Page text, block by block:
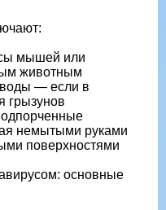
мышей или
животным
— если в
грызунов
немытыми руками
поверхностями
основные